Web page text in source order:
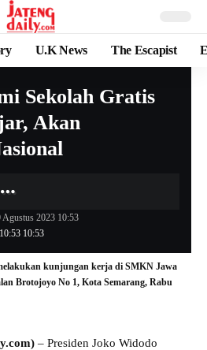
U.K News The Escapist
Sekolah Gratis
Akan
10:53
Agustus 2023 10:53
kunjungan kerja di SMKN Jawa
Brotojoyo No 1, Kota Semarang, Rabu
– Presiden Joko Widodo